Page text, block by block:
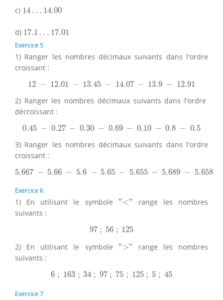
c) 14 … 14.00
14 14.00
d) 17.1 … 17.01
17.1 17.01
Exercice 5
1) Ranger les nombres décimaux suivants dans l'ordre
croissant :
12 − 12.01 − 13.45 − 14.07 − 13.9 − 12.91
12 12.01 13.45 14.07 13.9 12.91
2) Ranger les nombres décimaux suivants dans l'ordre
décroissant :
0.45 − 0.27 − 0.30 − 0.69 − 0.10 − 0.8 − 0.5
0.45 −0.27 0.30 0.69 0.10 0.8− 0.5
3) Ranger les nombres décimaux suivants dans l'ordre
croissant :
5.667 − 5.66 − 5.6 − 5.65 − 5.655 − 5.689 − 5.658
5.667 −5.66 5.6 5.65 5.655 5.689− 5.658
Exercice 6
1) En utilisant le symbole "<"
"<"
range les nombres
suivants :
97 ; 56 ; 125
97 ; 56 125
2) En utilisant le symbole ">"
">"
range les nombres
suivants :
6 ; 163 ; 34 ; 97 ; 75 ; 125 ; 5 ; 45
6 163 34; 97 ; 75 125; 5; 45
Exercice 7